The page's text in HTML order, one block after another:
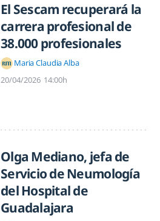
El Sescam recuperará la
carrera profesional de
38.000 profesionales
Maria Claudia Alba
20/04/2026 14:00h
Olga Mediano, jefa de
Servicio de Neumología
del Hospital de
Guadalajara